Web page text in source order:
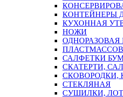
КОНТЕЙНЕРЫ
КУХОННАЯ
НОЖИ
ОДНОРАЗОВАЯ
САЛФЕТКИ
СКАТЕРТИ,
СКОВОРОДКИ,
СТЕКЛЯНАЯ
СУШИЛКИ,